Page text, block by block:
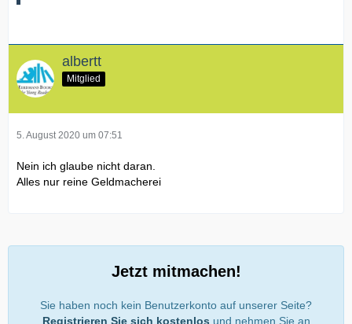
albertt
Mitglied
5. August 2020 um 07:51
Nein ich glaube nicht daran.
Alles nur reine Geldmacherei
Jetzt mitmachen!
Sie haben noch kein Benutzerkonto auf unserer Seite?
Registrieren Sie sich kostenlos und nehmen Sie an